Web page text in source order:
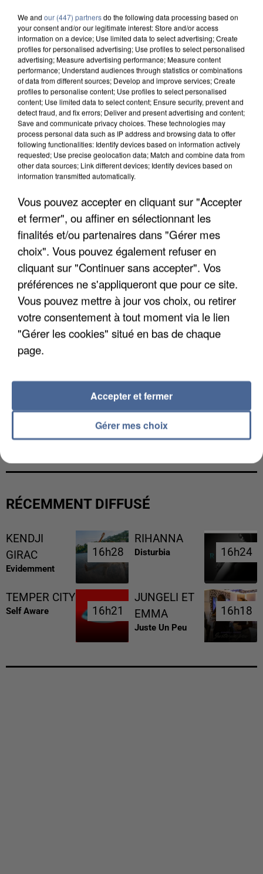
APRÈS TOUTES CES CANICULES, LES REFUGES
DE FAUNE SAUVAGE SONT...
L’UN DES FONDATEURS SUPPOSÉS DE LA DZ
MAFIA INTERPELLÉ EN ALGÉRIE
RÉCEMMENT DIFFUSÉ
KENDJI
GIRAC
Evidemment
16h28
16h28
RIHANNA
Disturbia 16h24
16h24
TEMPER CITY
Self Aware 16h21
16h21
JUNGELI ET
EMMA
Juste Un Peu
16h18
16h18
We and our (447) partnersdo the following data processing based on
your consent and/or our legitimate interest: Store and/or access
information on a device; Use limited data to select advertising; Create
profiles for personalised advertising; Use profiles to select personalised
advertising; Measure advertising performance; Measure content
performance; Understand audiences through statistics or combinations
of data from different sources; Develop and improve services; Create
profiles to personalise content; Use profiles to select personalised
content; Use limited data to select content; Ensure security, prevent and
detect fraud, and fix errors; Deliver and present advertising and content;
Save and communicate privacy choices. These technologies may
process personal data such as IP address and browsing data to offer
following functionalities: Identify devices based on information actively
requested; Use precise geolocation data; Match and combine data from
other data sources; Link different devices; Identify devices based on
information transmitted automatically.
Vous pouvez accepter en cliquant sur "Accepter
et fermer", ou affiner en sélectionnant les
finalités et/ou partenaires dans "Gérer mes
choix". Vous pouvez également refuser en
cliquant sur "Continuer sans accepter". Vos
préférences ne s'appliqueront que pour ce site.
Vous pouvez mettre à jour vos choix, ou retirer
votre consentement à tout moment via le lien
"Gérer les cookies" situé en bas de chaque
page.
Gérer mes choix
Accepter et fermer